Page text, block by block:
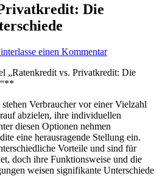
Die
einen Kommentarzu
vs.
wesentlichen
Unterschiede
„Ratenkredit vs. ‌Privatkredit: Die
Verbraucher vor einer Vielzahl
abzielen,⁣ ihre individuellen
diesen Optionen nehmen
eine herausragende Stellung ein.
Vorteile und ⁤sind für
doch ihre Funktionsweise und die
weisen signifikante Unterschiede